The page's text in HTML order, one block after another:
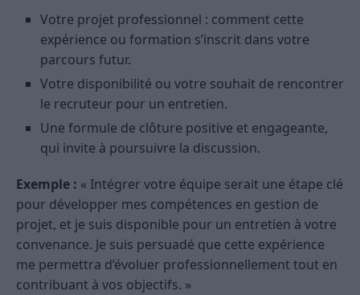
Votre projet professionnel : comment cette
expérience ou formation s’inscrit dans votre
parcours futur.
Votre disponibilité ou votre souhait de rencontrer
le recruteur pour un entretien.
Une formule de clôture positive et engageante,
qui invite à poursuivre la discussion.
Exemple : « Intégrer votre équipe serait une étape clé
pour développer mes compétences en gestion de
projet, et je suis disponible pour un entretien à votre
convenance. Je suis persuadé que cette expérience
me permettra d’évoluer professionnellement tout en
contribuant à vos objectifs. »